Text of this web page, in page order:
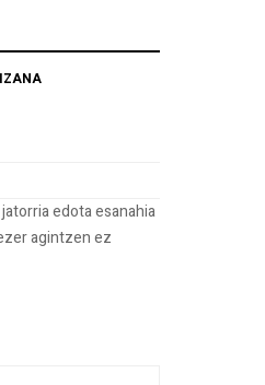
edota esanahia
agintzen ez